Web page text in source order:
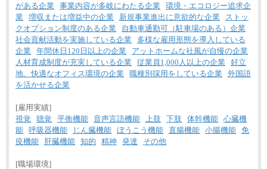
がある企業 事業内容が多岐にわたる企業 環境・エコロジー追求企
業 増収または増益中の企業 新規事業進出に意欲的な企業
ストッ
クオプション制度のある企業
自動車通勤可（駐車場のある）企業
社会貢献活動を実施している企業
多様な雇用形態を導入している
企業 年間休日120日以上の企業
アットホームな社風が自慢の企業
人材育成制度が充実している企業 従業員1,000人以上の企業 好立
地、快適なオフィス環境の企業 職種別採用をしている企業 外国語
を活かせる企業
[雇用実績]
視覚
聴覚 平衡機能 音声言語機能 上肢 下肢 体幹機能 心臓機
能 呼吸器機能 じん臓機能 ぼうこう機能 直腸機能 小腸機能 免
疫機能
肝臓機能 知的 精神 発達 その他
[職場環境]